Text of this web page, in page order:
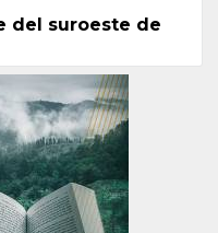
del suroeste de